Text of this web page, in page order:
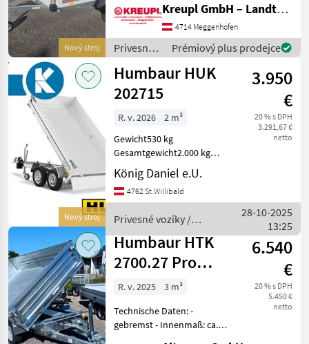
Nový stroj
Kunststoffdichtungen an
den Türen, massive
Verstärkungen im
Dachbereich und der Stirn
Kreupl GmbH – Landtechnik – Schlosserei – Anhänger
4714 Meggenhofen
Privesné
vozíky /
Humbaur
Prémiový plus prodejce
Nový stroj
Humbaur HUK
202715
3.950
€
20 % s DPH
3.291,67 €
netto
R. v. 2026
2 m³
Gewicht530 kg
Gesamtgewicht2.000 kg
Nutzlast1.470 kg
Innenlänge2.680 mm
Gesamtlänge4.160 mm
Gesamtbreite1.640 mm
Innenhöhe30
König Daniel e.U.
4762 St.Willibald
Privesné vozíky /
Humbaur
28-10-2025
13:25
Humbaur HTK
2700.27 Pro
Steel
6.540
€
20 % s DPH
5.450 €
netto
R. v. 2025
3 m³
Technische Daten: -
gebremst - Innenmaß: ca.